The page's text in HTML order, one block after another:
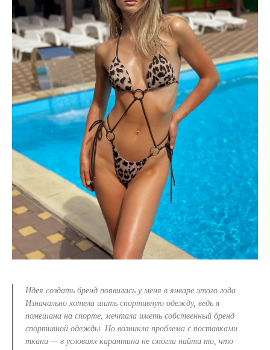
Идея создать бренд появилась у меня в январе этого года.
Изначально хотела шить спортивную одежду, ведь я
помешана на спорте, мечтала иметь собственный бренд
спортивной одежды. Но возникла проблема с поставками
ткани — в условиях карантина не смогла найти то, что